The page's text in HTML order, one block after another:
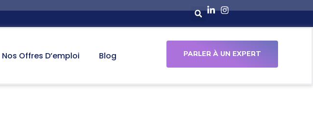
Nos Offres D’emploi Blog PARLER À UN EXPERT